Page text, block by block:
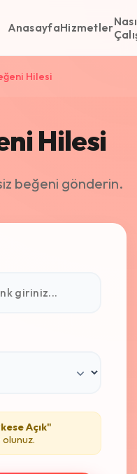
AnasayfaHizmetler
Hilesi
Hilesi
beğeni gönderin.
Açık"